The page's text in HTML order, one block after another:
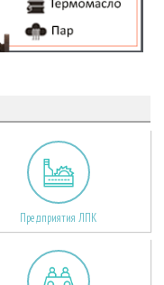
Предприятия ЛПК